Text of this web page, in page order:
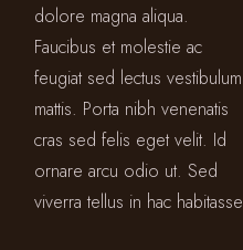
dolore magna aliqua.
Faucibus et molestie ac
feugiat sed lectus vestibulum
mattis. Porta nibh venenatis
cras sed felis eget velit. Id
ornare arcu odio ut. Sed
viverra tellus in hac habitasse